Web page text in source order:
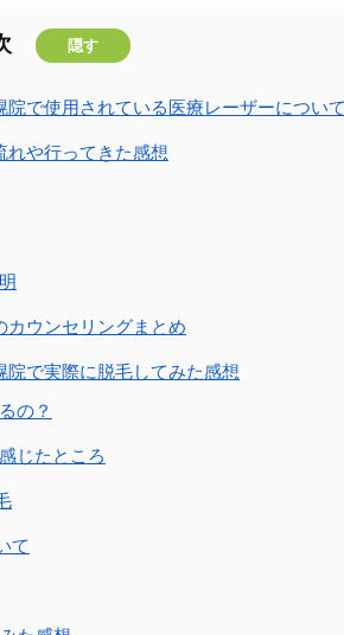
隠す
院で使用されている医療レーザーについて
れや行ってきた感想
カウンセリングまとめ
院で実際に脱毛してみた感想
の？
じたところ
て